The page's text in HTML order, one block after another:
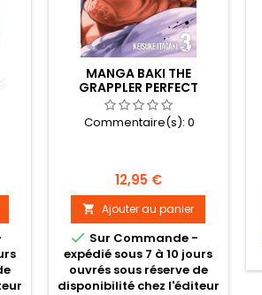
MANGA BAKI THE
GRAPPLER PERFECT
EDITION TOME 03
Commentaire(s): 0
Prix
12,95 €
 Ajouter au panier
 Sur Commande -
expédié sous 7 à 10 jours
ouvrés sous réserve de
disponibilité chez l'éditeur